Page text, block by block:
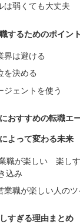
は弱くても大丈夫
するためのポイント
界は避ける
を決める
ジェントを使う
おすすめの転職エ
よって変わる未来
職が楽しい 楽し
込み
職が楽しい人のツ
すぎる理由まとめ